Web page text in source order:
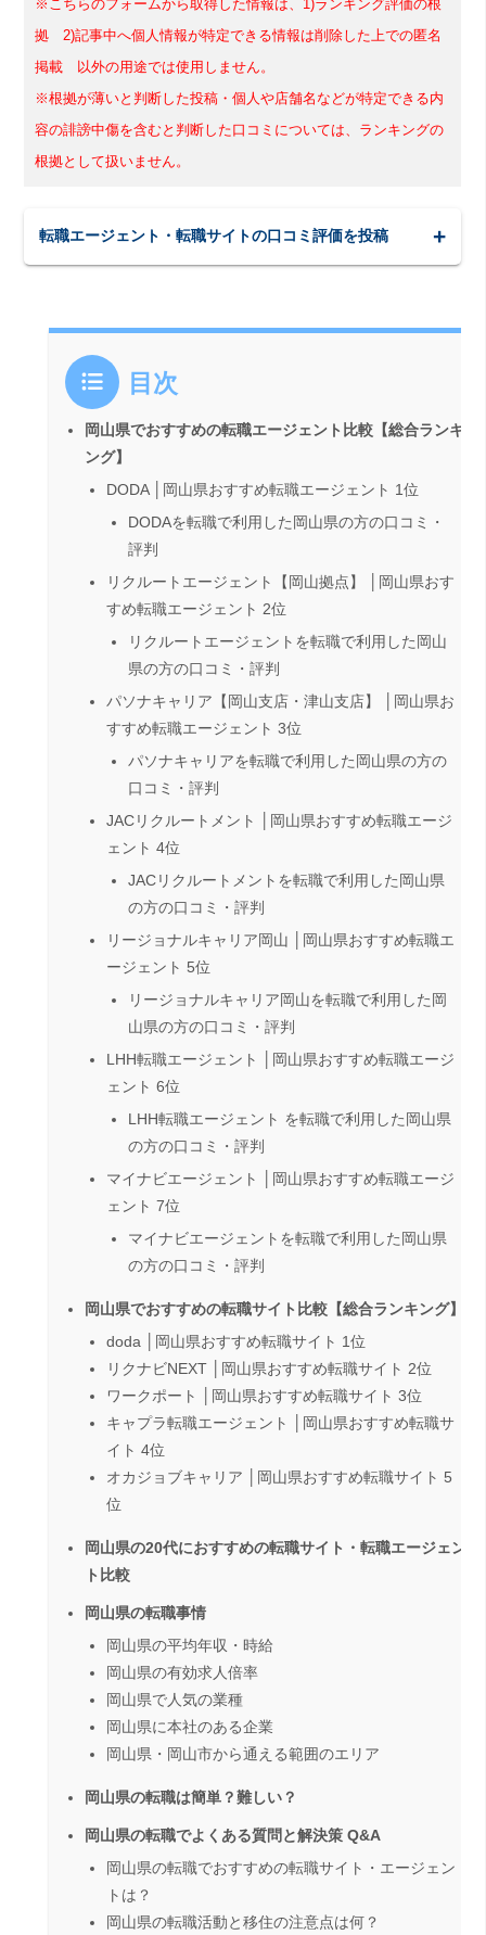
※こちらのフォームから取得した情報は、1)ランキング評価の根
拠 2)記事中へ個人情報が特定できる情報は削除した上での匿名
掲載 以外の用途では使用しません。
※根拠が薄いと判断した投稿・個人や店舗名などが特定できる内
容の誹謗中傷を含むと判断した口コミについては、ランキングの
根拠として扱いません。
転職エージェント・転職サイトの口コミ評価を投稿
目次
岡山県でおすすめの転職エージェント比較【総合ランキ
ング】
DODA │岡山県おすすめ転職エージェント 1位
DODAを転職で利用した岡山県の方の口コミ・
評判
リクルートエージェント【岡山拠点】 │岡山県おす
すめ転職エージェント 2位
リクルートエージェントを転職で利用した岡山
県の方の口コミ・評判
パソナキャリア【岡山支店・津山支店】 │岡山県お
すすめ転職エージェント 3位
パソナキャリアを転職で利用した岡山県の方の
口コミ・評判
JACリクルートメント │岡山県おすすめ転職エージ
ェント 4位
JACリクルートメントを転職で利用した岡山県
の方の口コミ・評判
リージョナルキャリア岡山 │岡山県おすすめ転職エ
ージェント 5位
リージョナルキャリア岡山を転職で利用した岡
山県の方の口コミ・評判
LHH転職エージェント │岡山県おすすめ転職エージ
ェント 6位
LHH転職エージェント を転職で利用した岡山県
の方の口コミ・評判
マイナビエージェント │岡山県おすすめ転職エージ
ェント 7位
マイナビエージェントを転職で利用した岡山県
の方の口コミ・評判
岡山県でおすすめの転職サイト比較【総合ランキング】
doda │岡山県おすすめ転職サイト 1位
リクナビNEXT │岡山県おすすめ転職サイト 2位
ワークポート │岡山県おすすめ転職サイト 3位
キャプラ転職エージェント │岡山県おすすめ転職サ
イト 4位
オカジョブキャリア │岡山県おすすめ転職サイト 5
位
岡山県の20代におすすめの転職サイト・転職エージェン
ト比較
岡山県の転職事情
岡山県の平均年収・時給
岡山県の有効求人倍率
岡山県で人気の業種
岡山県に本社のある企業
岡山県・岡山市から通える範囲のエリア
岡山県の転職は簡単？難しい？
岡山県の転職でよくある質問と解決策 Q&A
岡山県の転職でおすすめの転職サイト・エージェン
トは？
岡山県の転職活動と移住の注意点は何？